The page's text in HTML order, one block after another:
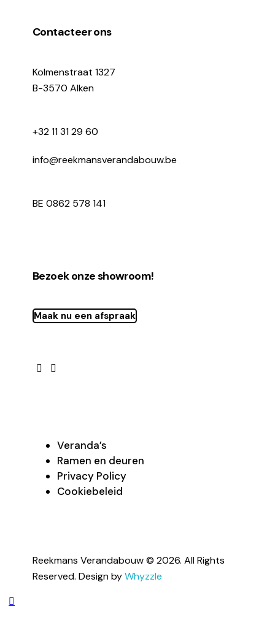
Contacteer ons
Kolmenstraat 1327
B-3570 Alken
+32 11 31 29 60
info@reekmansverandabouw.be
BE 0862 578 141
Bezoek onze showroom!
Maak nu een afspraak
Veranda’s
Ramen en deuren
Privacy Policy
Cookiebeleid
Reekmans Verandabouw © 2026. All Rights
Reserved. Design byWhyzzle